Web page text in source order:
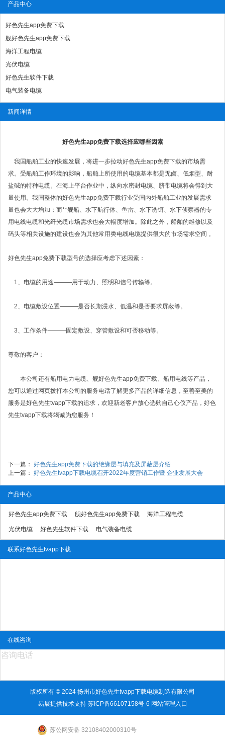
产品中心
好色先生app免费下载
舰好色先生app免费下载
海洋工程电缆
光伏电缆
好色先生软件下载
电气装备电缆
新闻详情
好色先生app免费下载选择应哪些因素
我国船舶工业的快速发展，将进一步拉动好色先生app免费下载的市场需
求。受船舶工作环境的影响，船舶上所使用的电缆基本都是无卤、低烟型、耐
盐碱的特种电缆。在海上平台作业中，纵向水密封电缆、脐带电缆将会得到大
量使用。我国整体的好色先生app免费下载行业受国内外船舶工业的发展需求
量也会大大增加；而**舰船、水下航行体、鱼雷、水下诱饵、水下侦察器的专
用电线电缆和光纤光缆市场需求也会大幅度增加。除此之外，船舶的维修以及
码头等相关设施的建设也会为其他常用类电线电缆提供很大的市场需求空间 。
好色先生app免费下载型号的选择应考虑下述因素：
1、电缆的用途———用于动力、照明和信号传输等。
2、电缆敷设位置———是否长期浸水、低温和是否要求屏蔽等。
3、工作条件———固定敷设、穿管敷设和可否移动等。
尊敬的客户：
本公司还有船用电力电缆、舰好色先生app免费下载、船用电线等产品，
您可以通过网页拨打本公司的服务电话了解更多产品的详细信息，至善至美的
服务是好色先生tvapp下载的追求，欢迎新老客户放心选购自己心仪产品，好色
先生tvapp下载将竭诚为您服务！
下一篇： 好色先生app免费下载的绝缘层与填充及屏蔽层介绍
上一篇： 好色先生tvapp下载电缆召开2022年度营销工作暨 企业发展大会
产品中心
好色先生app免费下载 舰好色先生app免费下载 海洋工程电缆
光伏电缆 好色先生软件下载 电气装备电缆
联系好色先生tvapp下载
在线咨询
咨询电话
版权所有 © 2024 扬州市好色先生tvapp下载电缆制造有限公司
易展提供技术支持 苏ICP备66107158号-6 网站管理入口
苏公网安备 32108402000310号